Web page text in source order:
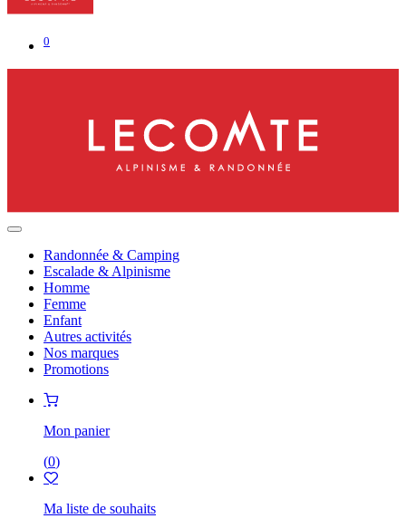
0
Randonnée & Camping
Escalade & Alpinisme
Homme
Femme
Enfant
Autres activités
Nos marques
Promotions
Mon panier
(0)
Ma liste de souhaits